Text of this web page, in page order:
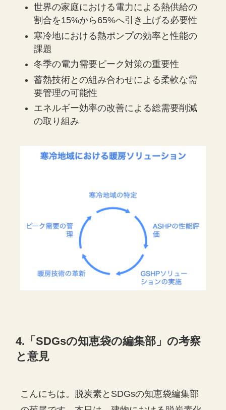
世界の家庭における電力による熱供給の
割合を15%から65%へ引き上げる必要性
寒冷地における熱ポンプの効率と性能の
課題
冬季の電力需要ピーク対策の重要性
蓄熱技術との組み合わせによる柔軟な需
要管理の可能性
エネルギー効率の改善による総需要削減
の取り組み
4.「SDGsの知恵袋の編集部」の考察
と意見
こんにちは。脱炭素とSDGsの知恵袋編集部